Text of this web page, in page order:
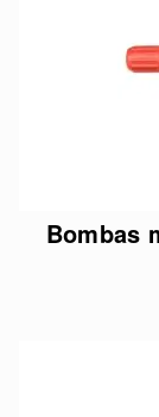
Bombas